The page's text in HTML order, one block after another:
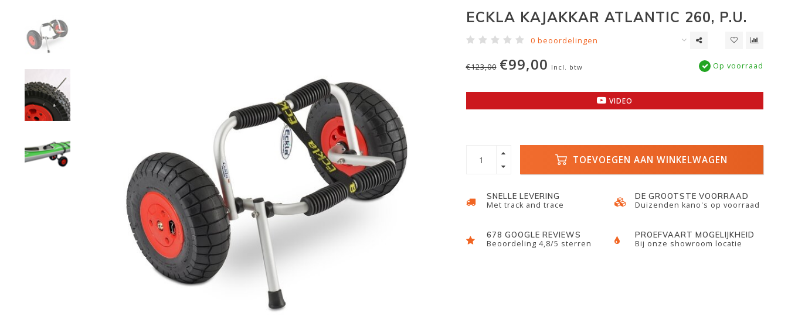
ECKLA KAJAKKAR ATLANTIC 260, P.U.
0 beoordelingen
€123,00 €99,00 Incl. btw Op voorraad
VIDEO
TOEVOEGEN AAN WINKELWAGEN
SNELLE LEVERING
Met track and trace
DE GROOTSTE VOORRAAD
Duizenden kano's op voorraad
678 GOOGLE REVIEWS
Beoordeling 4,8/5 sterren
PROEFVAART MOGELIJKHEID
Bij onze showroom locatie